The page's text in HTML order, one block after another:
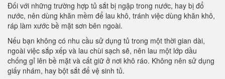
Đối với những trường hợp tủ sắt bị ngập trong nước, hay bị đổ
nước, nên dùng khăn mềm để lau khô, tránh việc dùng khăn khô,
ráp làm xước bề mặt sơn bên ngoài.
Nếu bạn không có nhu cầu sử dụng tủ trong một thời gian dài,
ngoài việc sắp xếp và lau chùi sạch sẽ, nên lau một lớp dầu
chống gỉ lên bề mặt và cất giữ ở nơi khô ráo. Không nên sử dụng
giấy nhám, hay bột sắt để vệ sinh tủ.